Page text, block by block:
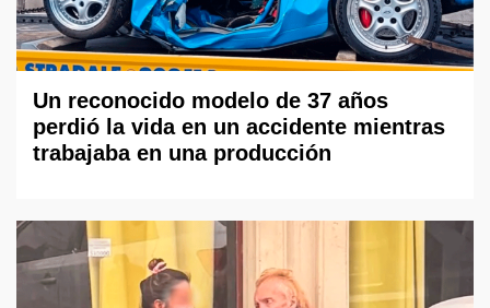
Un reconocido modelo de 37 años
perdió la vida en un accidente mientras
trabajaba en una producción